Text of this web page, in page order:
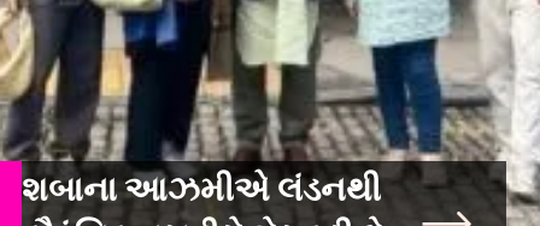
શબાના આઝમીએ લંડનથી